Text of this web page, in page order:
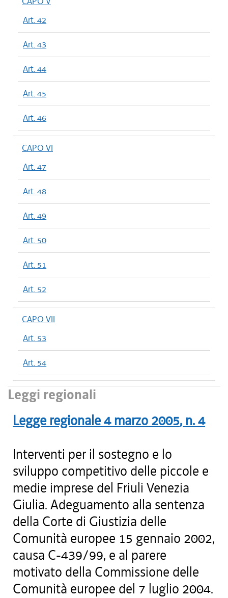
Art. 42
Art. 43
Art. 44
Art. 45
Art. 46
CAPO VI
Art. 47
Art. 48
Art. 49
Art. 50
Art. 51
Art. 52
CAPO VII
Art. 53
Art. 54
Leggi regionali
Legge regionale4 marzo 2005, n.4
Interventi per il sostegno e lo
sviluppo competitivo delle piccole e
medie imprese del Friuli Venezia
Giulia. Adeguamento alla sentenza
della Corte di Giustizia delle
Comunità europee 15 gennaio 2002,
causa C-439/99, e al parere
motivato della Commissione delle
Comunità europee del 7 luglio 2004.